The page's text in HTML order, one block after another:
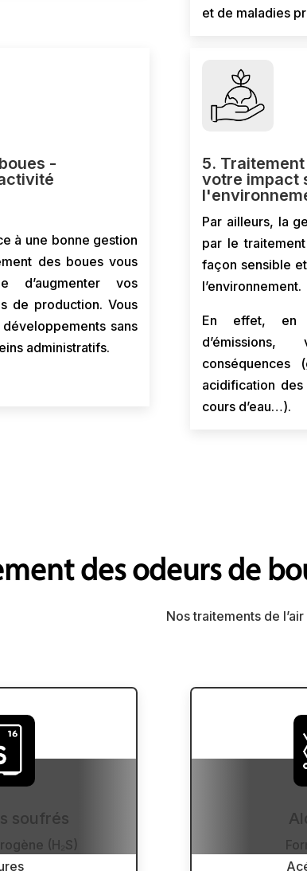
et de maladies
-
à une bonne gestion
des boues vous
d’augmenter vos
de production. Vous
sans
administratifs.
5.
votre impact
Par ailleurs, la
par le
façon sensible
l’environnement.
En effet, en
acidification
cours d’eau…).
des odeurs de
Nos traitements de
soufrés
(H₂S)